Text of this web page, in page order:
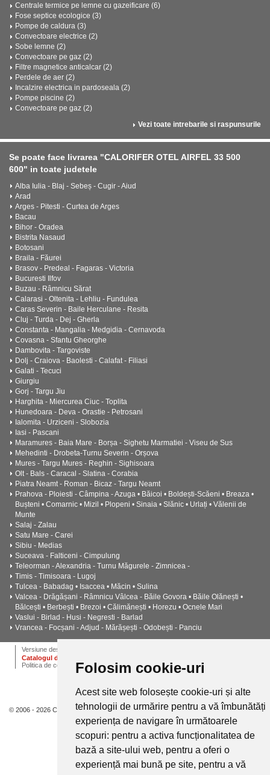
Folosim cookie-uri
Acest site web folosește cookie-uri și alte
tehnologii de urmărire pentru a vă îmbunătăți
experiența de navigare în următoarele
scopuri: pentru a activa funcționalitatea de
bază a site-ului web, pentru a oferi o
experiență mai bună pe site, pentru a vă
Centrale termice pe lemne cu gazeificare (6)
Fose septice ecologice (3)
Pompe de caldura (3)
Convectoare electrice (2)
Sobe lemne (2)
Convectoare pe gaz (2)
Filtre magnetice anticalcar (2)
Perdele de aer (2)
Incalzire electrica in pardoseala (2)
Pompe piscine (2)
Convectoare pe gaz (2)
Vezi toate intrebarile si raspunsurile
Se poate face livrarea "CALORIFER OTEL AIRFEL 33 500
600" in toate judetele
Alba Iulia - Blaj - Sebeș - Cugir - Aiud
Arad
Arges - Pitesti - Curtea de Arges
Bacau
Bihor - Oradea
Bistrita Nasaud
Botosani
Braila - Făurei
Brasov - Predeal - Fagaras - Victoria
Bucuresti Ilfov
Buzau - Râmnicu Sărat
Calarasi - Oltenita - Lehliu - Fundulea
Caras Severin - Baile Herculane - Resita
Cluj - Turda - Dej - Gherla
Constanta - Mangalia - Medgidia - Cernavoda
Covasna - Sfantu Gheorghe
Dambovita - Targoviste
Dolj - Craiova - Baolesti - Calafat - Filiasi
Galati - Tecuci
Giurgiu
Gorj - Targu Jiu
Harghita - Miercurea Ciuc - Toplita
Hunedoara - Deva - Orastie - Petrosani
Ialomita - Urziceni - Slobozia
Iasi - Pascani
Maramures - Baia Mare - Borșa - Sighetu Marmatiei - Viseu de Sus
Mehedinti - Drobeta-Turnu Severin - Orșova
Mures - Targu Mures - Reghin - Sighisoara
Olt - Bals - Caracal - Slatina - Corabia
Piatra Neamt - Roman - Bicaz - Targu Neamt
Prahova - Ploiesti - Câmpina - Azuga • Băicoi • Boldești-Scăeni • Breaza •
Bușteni • Comarnic • Mizil • Plopeni • Sinaia • Slănic • Urlați • Vălenii de
Munte
Salaj - Zalau
Satu Mare - Carei
Sibiu - Medias
Suceava - Falticeni - Cimpulung
Teleorman - Alexandria - Turnu Măgurele - Zimnicea -
Timis - Timisoara - Lugoj
Tulcea - Babadag • Isaccea • Măcin • Sulina
Valcea - Drăgășani - Râmnicu Vâlcea - Băile Govora • Băile Olănești •
Bălcești • Berbești • Brezoi • Călimănești • Horezu • Ocnele Mari
Vaslui - Birlad - Husi - Negresti - Barlad
Vrancea - Focșani - Adjud - Mărășești - Odobești - Panciu
Versiune desktop
Catalogul de instalatii termice, ventilatie si climatizare CALOR
Politica de confidentialitate
© 2006 - 2026 Calor.